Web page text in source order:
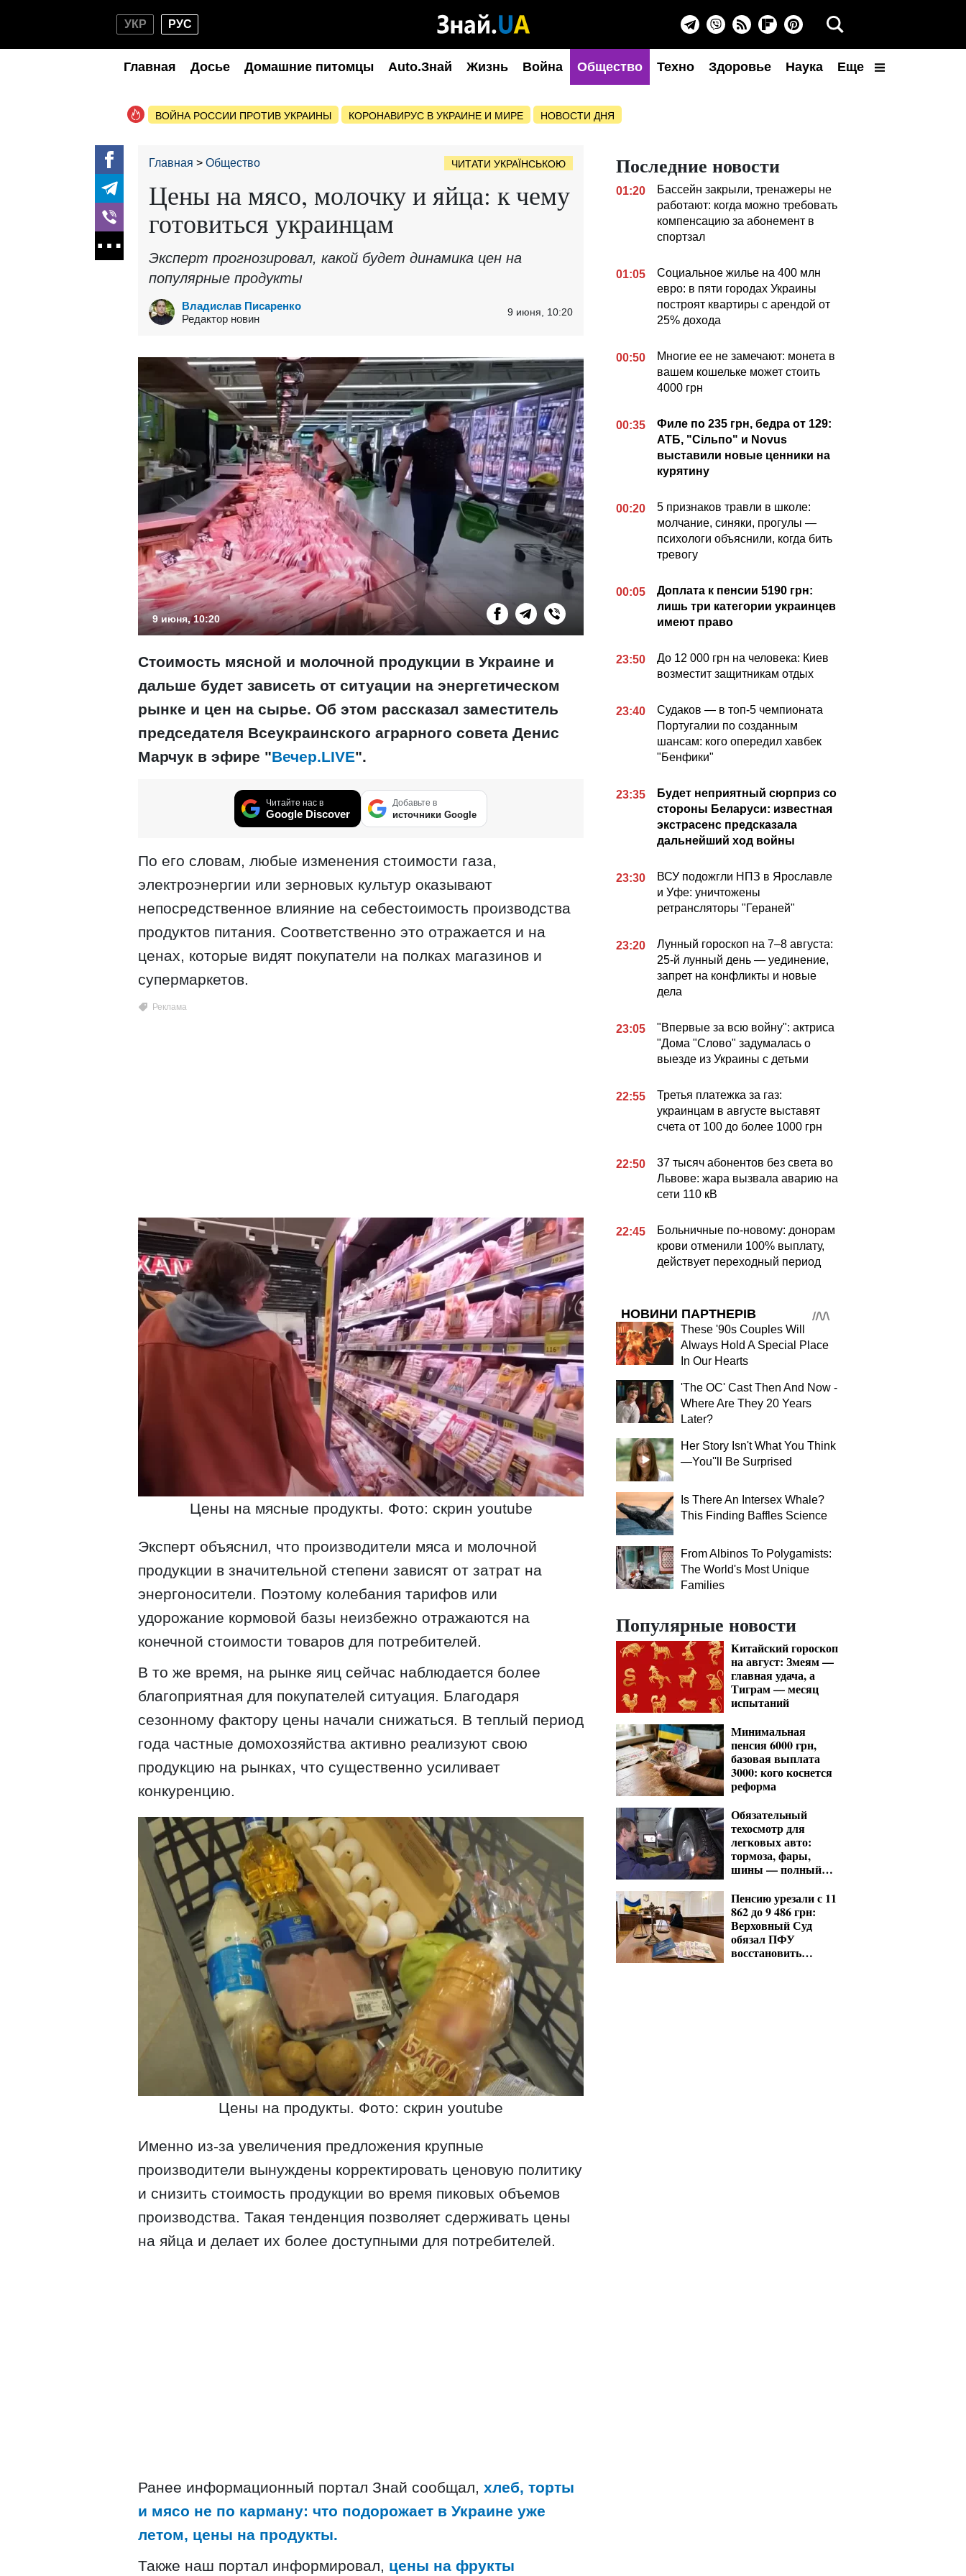
УКР РУС
Главная Досье Домашние питомцы Auto.Знай Жизнь Война Общество Техно Здоровье Наука Еще
ВОЙНА РОССИИ ПРОТИВ УКРАИНЫ КОРОНАВИРУС В УКРАИНЕ И МИРЕ НОВОСТИ ДНЯ
Главная Общество ЧИТАТИ УКРАЇНСЬКОЮ
Цены на мясо, молочку и яйца: к чему
готовиться украинцам
Эксперт прогнозировал, какой будет динамика цен на
популярные продукты
Владислав Писаренко
Редактор новин
9 июня, 10:20
9 июня, 10:20
Стоимость мясной и молочной продукции в Украине и
дальше будет зависеть от ситуации на энергетическом
рынке и цен на сырье. Об этом рассказал заместитель
председателя Всеукраинского аграрного совета Денис
Марчук в эфире "Вечер.LIVE".
Читайте нас в
Google Discover
Добавьте в
источники Google
По его словам, любые изменения стоимости газа,
электроэнергии или зерновых культур оказывают
непосредственное влияние на себестоимость производства
продуктов питания. Соответственно это отражается и на
ценах, которые видят покупатели на полках магазинов и
супермаркетов.
Цены на мясные продукты. Фото: скрин youtube
Эксперт объяснил, что производители мяса и молочной
продукции в значительной степени зависят от затрат на
энергоносители. Поэтому колебания тарифов или
удорожание кормовой базы неизбежно отражаются на
конечной стоимости товаров для потребителей.
В то же время, на рынке яиц сейчас наблюдается более
благоприятная для покупателей ситуация. Благодаря
сезонному фактору цены начали снижаться. В теплый период
года частные домохозяйства активно реализуют свою
продукцию на рынках, что существенно усиливает
конкуренцию.
Цены на продукты. Фото: скрин youtube
Именно из-за увеличения предложения крупные
производители вынуждены корректировать ценовую политику
и снизить стоимость продукции во время пиковых объемов
производства. Такая тенденция позволяет сдерживать цены
на яйца и делает их более доступными для потребителей.
Ранее информационный портал Знай сообщал, хлеб, торты
и мясо не по карману: что подорожает в Украине уже
летом, цены на продукты.
Также наш портал информировал, цены на фрукты
Последние новости
01:20
Бассейн закрыли, тренажеры не
работают: когда можно требовать
компенсацию за абонемент в
спортзал
01:05
Социальное жилье на 400 млн
евро: в пяти городах Украины
построят квартиры с арендой от
25% дохода
00:50
Многие ее не замечают: монета в
вашем кошельке может стоить
4000 грн
00:35
Филе по 235 грн, бедра от 129:
АТБ, "Сільпо" и Novus
выставили новые ценники на
курятину
00:20
5 признаков травли в школе:
молчание, синяки, прогулы —
психологи объяснили, когда бить
тревогу
00:05
Доплата к пенсии 5190 грн:
лишь три категории украинцев
имеют право
23:50
До 12 000 грн на человека: Киев
возместит защитникам отдых
23:40
Судаков — в топ-5 чемпионата
Португалии по созданным
шансам: кого опередил хавбек
"Бенфики"
23:35
Будет неприятный сюрприз со
стороны Беларуси: известная
экстрасенс предсказала
дальнейший ход войны
23:30
ВСУ подожгли НПЗ в Ярославле
и Уфе: уничтожены
ретрансляторы "Гераней"
23:20
Лунный гороскоп на 7–8 августа:
25-й лунный день — уединение,
запрет на конфликты и новые
дела
23:05
"Впервые за всю войну": актриса
"Дома "Слово" задумалась о
выезде из Украины с детьми
22:55
Третья платежка за газ:
украинцам в августе выставят
счета от 100 до более 1000 грн
22:50
37 тысяч абонентов без света во
Львове: жара вызвала аварию на
сети 110 кВ
22:45
Больничные по-новому: донорам
крови отменили 100% выплату,
действует переходный период
НОВИНИ ПАРТНЕРІВ
These '90s Couples Will
Always Hold A Special Place
In Our Hearts
'The OC' Cast Then And Now -
Where Are They 20 Years
Later?
Her Story Isn't What You Think
—You''ll Be Surprised
Is There An Intersex Whale?
This Finding Baffles Science
From Albinos To Polygamists:
The World's Most Unique
Families
Популярные новости
Китайский гороскоп
на август: Змеям —
главная удача, а
Тиграм — месяц
испытаний
Минимальная
пенсия 6000 грн,
базовая выплата
3000: кого коснется
реформа
Обязательный
техосмотр для
легковых авто:
тормоза, фары,
шины — полный
Пенсию урезали с 11
862 до 9 486 грн:
Верховный Суд
обязал ПФУ
восстановить